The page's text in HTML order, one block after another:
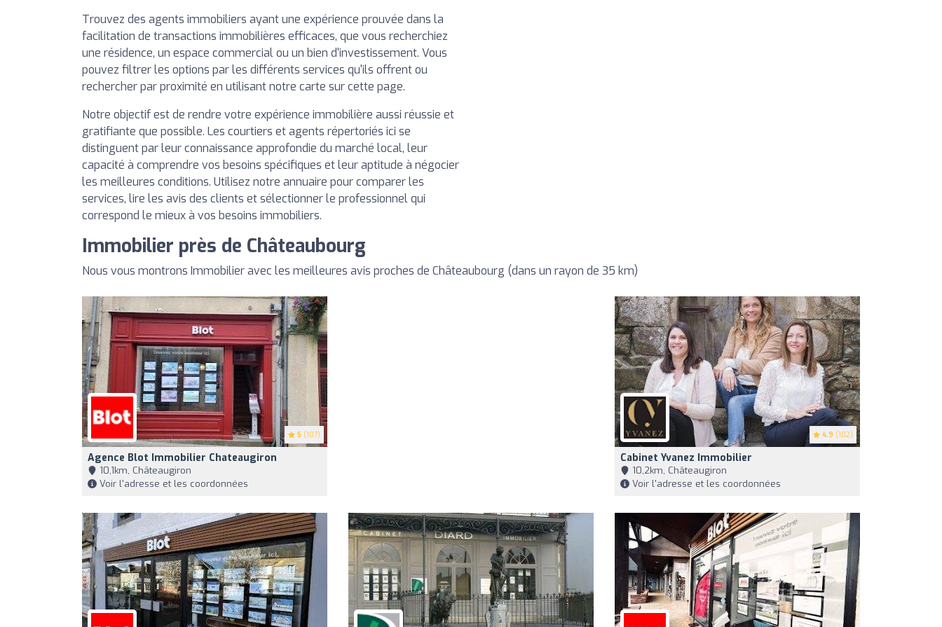
Trouvez des agents immobiliers ayant une expérience prouvée dans la
facilitation de transactions immobilières efficaces, que vous recherchiez
une résidence, un espace commercial ou un bien d'investissement. Vous
pouvez filtrer les options par les différents services qu'ils offrent ou
rechercher par proximité en utilisant notre carte sur cette page.
Notre objectif est de rendre votre expérience immobilière aussi réussie et
gratifiante que possible. Les courtiers et agents répertoriés ici se
distinguent par leur connaissance approfondie du marché local, leur
capacité à comprendre vos besoins spécifiques et leur aptitude à négocier
les meilleures conditions. Utilisez notre annuaire pour comparer les
services, lire les avis des clients et sélectionner le professionnel qui
correspond le mieux à vos besoins immobiliers.
Immobilier près de Châteaubourg
Nous vous montrons Immobilier avec les meilleures avis proches de Châteaubourg (dans un rayon de 35 km)
5 (107)
Agence Blot Immobilier Chateaugiron
10,1km, Châteaugiron
Voir l'adresse et les coordonnées
4.9 (102)
Cabinet Yvanez Immobilier
10,2km, Châteaugiron
Voir l'adresse et les coordonnées